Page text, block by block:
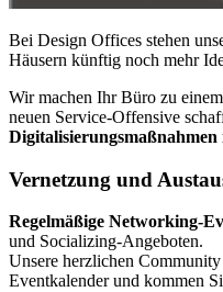
Bei Design Offices stehen
Häusern künftig noch mehr
Wir machen Ihr Büro zu
neuen Service-Offensive
Vernetzung und
Regelmäßige Networking-
und Socializing-Angeboten.
Unsere herzlichen
Eventkalender und kommen